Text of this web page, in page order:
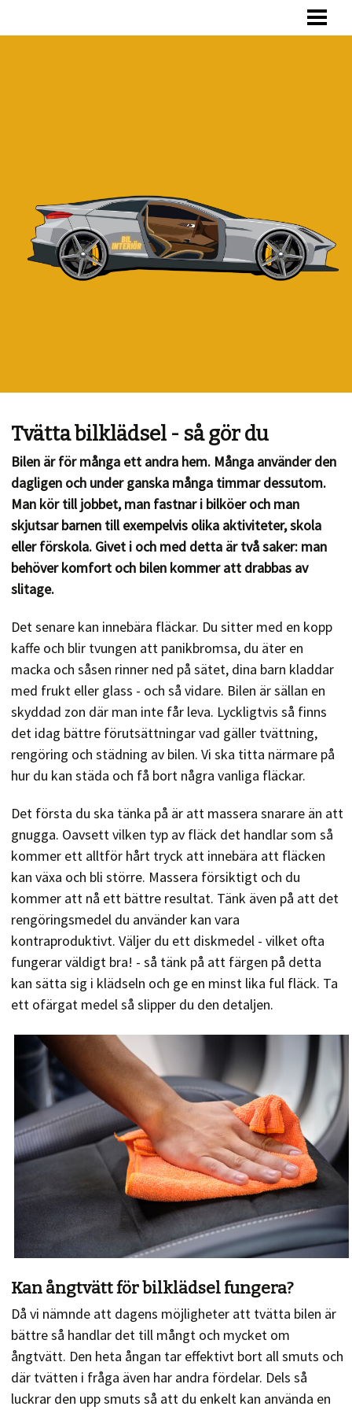
Tvätta bilklädsel - så gör du
Bilen är för många ett andra hem. Många använder den
dagligen och under ganska många timmar dessutom.
Man kör till jobbet, man fastnar i bilköer och man
skjutsar barnen till exempelvis olika aktiviteter, skola
eller förskola. Givet i och med detta är två saker: man
behöver komfort och bilen kommer att drabbas av
slitage.
Det senare kan innebära fläckar. Du sitter med en kopp
kaffe och blir tvungen att panikbromsa, du äter en
macka och såsen rinner ned på sätet, dina barn kladdar
med frukt eller glass - och så vidare. Bilen är sällan en
skyddad zon där man inte får leva. Lyckligtvis så finns
det idag bättre förutsättningar vad gäller tvättning,
rengöring och städning av bilen. Vi ska titta närmare på
hur du kan städa och få bort några vanliga fläckar.
Det första du ska tänka på är att massera snarare än att
gnugga. Oavsett vilken typ av fläck det handlar som så
kommer ett alltför hårt tryck att innebära att fläcken
kan växa och bli större. Massera försiktigt och du
kommer att nå ett bättre resultat. Tänk även på att det
rengöringsmedel du använder kan vara
kontraproduktivt. Väljer du ett diskmedel - vilket ofta
fungerar väldigt bra! - så tänk på att färgen på detta
kan sätta sig i klädseln och ge en minst lika ful fläck. Ta
ett ofärgat medel så slipper du den detaljen.
Kan ångtvätt för bilklädsel fungera?
Då vi nämnde att dagens möjligheter att tvätta bilen är
bättre så handlar det till mångt och mycket om
ångtvätt. Den heta ångan tar effektivt bort all smuts och
där tvätten i fråga även har andra fördelar. Dels så
luckrar den upp smuts så att du enkelt kan använda en